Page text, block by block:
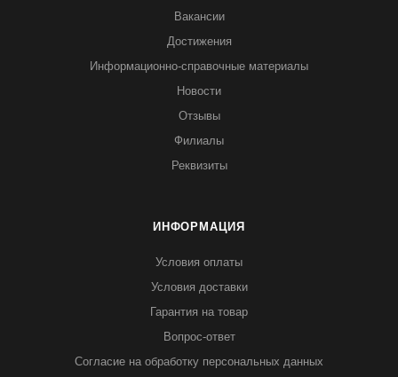
Вакансии
Достижения
Информационно-справочные материалы
Новости
Отзывы
Филиалы
Реквизиты
ИНФОРМАЦИЯ
Условия оплаты
Условия доставки
Гарантия на товар
Вопрос-ответ
Согласие на обработку персональных данных